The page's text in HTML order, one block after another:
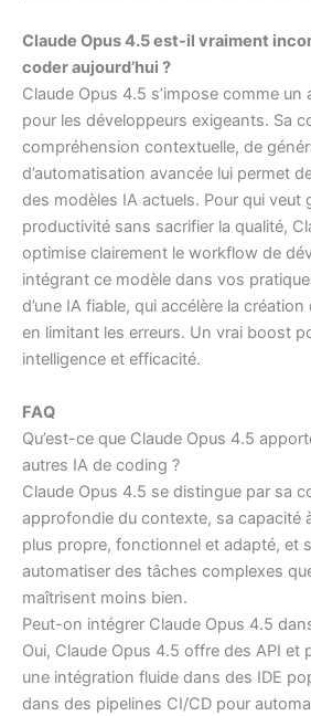
Claude Opus 4.5 est-il vraiment
coder aujourd’hui ?
Claude Opus 4.5 s’impose comme un
pour les développeurs exigeants. Sa
compréhension contextuelle, de
d’automatisation avancée lui permet
des modèles IA actuels. Pour qui veut
productivité sans sacrifier la qualité,
optimise clairement le workflow de
intégrant ce modèle dans vos
d’une IA fiable, qui accélère la
en limitant les erreurs. Un vrai boost
intelligence et efficacité.
FAQ
Qu’est-ce que Claude Opus 4.5
autres IA de coding ?
Claude Opus 4.5 se distingue par sa
approfondie du contexte, sa capacité
plus propre, fonctionnel et adapté, et
automatiser des tâches complexes
maîtrisent moins bien.
Peut-on intégrer Claude Opus 4.5
Oui, Claude Opus 4.5 offre des API et
une intégration fluide dans des IDE
dans des pipelines CI/CD pour